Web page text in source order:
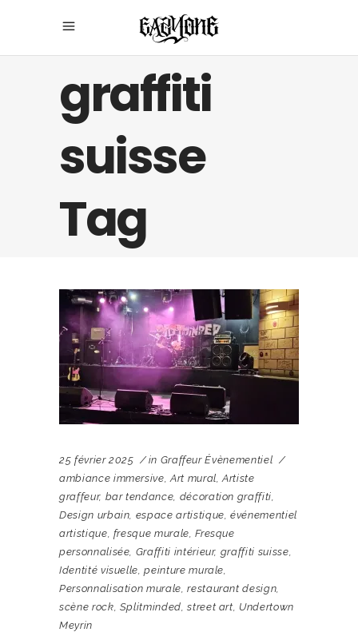
graffiti
suisse
Tag
25 février 2025 in Graffeur Évènementiel
ambiance immersive,Art mural,Artiste
graffeur, bar tendance, décoration graffiti,
Design urbain, espace artistique,événementiel
artistique, fresque murale,Fresque
personnalisée, Graffiti intérieur, graffiti suisse,
Identité visuelle,peinture murale,
Personnalisation murale,restaurant design,
scène rock, Splitminded,street art, Undertown
Meyrin